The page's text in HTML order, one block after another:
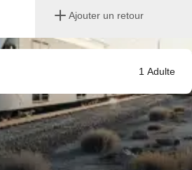
Ajouter un retour
1 Adulte